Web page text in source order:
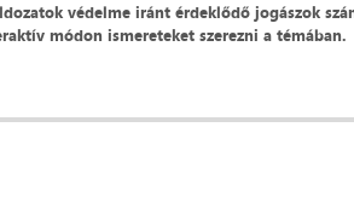
védelme iránt érdeklődő jogászok
módon ismereteket szerezni a témában.